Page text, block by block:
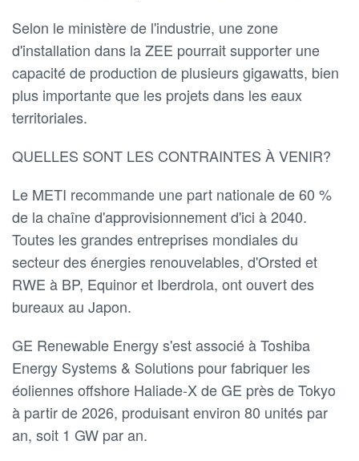
Selon le ministère de l'industrie, une zone
d'installation dans la ZEE pourrait supporter une
capacité de production de plusieurs gigawatts, bien
plus importante que les projets dans les eaux
territoriales.
QUELLES SONT LES CONTRAINTES À VENIR?
Le METI recommande une part nationale de 60 %
de la chaîne d'approvisionnement d'ici à 2040.
Toutes les grandes entreprises mondiales du
secteur des énergies renouvelables, d'Orsted et
RWE à BP, Equinor et Iberdrola, ont ouvert des
bureaux au Japon.
GE Renewable Energy s'est associé à Toshiba
Energy Systems & Solutions pour fabriquer les
éoliennes offshore Haliade-X de GE près de Tokyo
à partir de 2026, produisant environ 80 unités par
an, soit 1 GW par an.